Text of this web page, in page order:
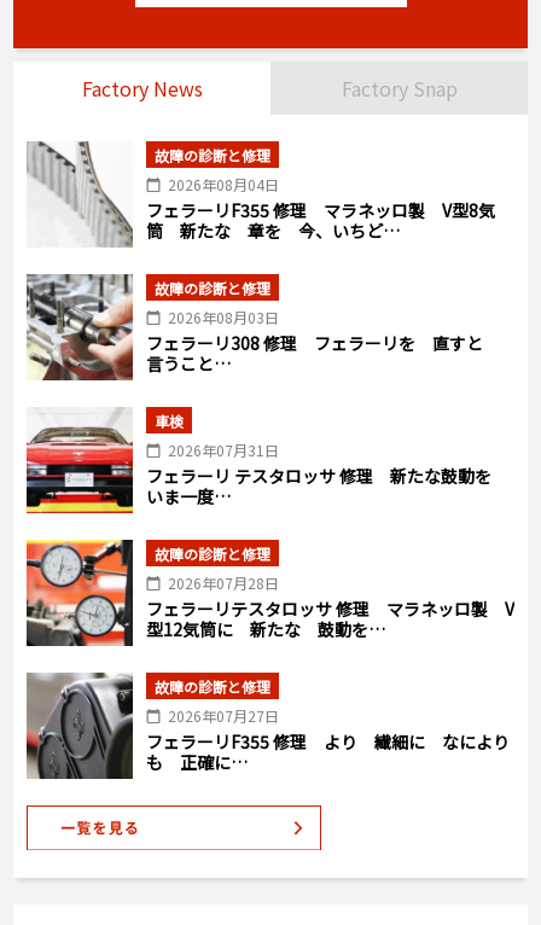
Factory News Factory Snap
故障の診断と修理
2026年08月04日
フェラーリF355 修理 マラネッロ製 V型8気
筒 新たな 章を 今、いちど…
故障の診断と修理
2026年08月03日
フェラーリ308 修理 フェラーリを 直すと
言うこと…
車検
2026年07月31日
フェラーリ テスタロッサ 修理 新たな鼓動を
いま一度…
故障の診断と修理
2026年07月28日
フェラーリテスタロッサ 修理 マラネッロ製 V
型12気筒に 新たな 鼓動を…
故障の診断と修理
2026年07月27日
フェラーリF355 修理 より 繊細に なにより
も 正確に…